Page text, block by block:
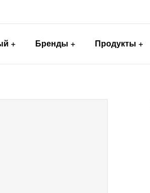
Бренды Продукты